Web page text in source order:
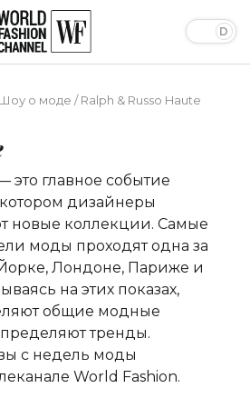
Шоу о моде /Ralph & Russo Haute
главное событие
дизайнеры
новые коллекции. Самые
моды проходят одна за
Лондоне, Париже и
на этих показах,
общие модные
тренды.
с недель моды
World Fashion.